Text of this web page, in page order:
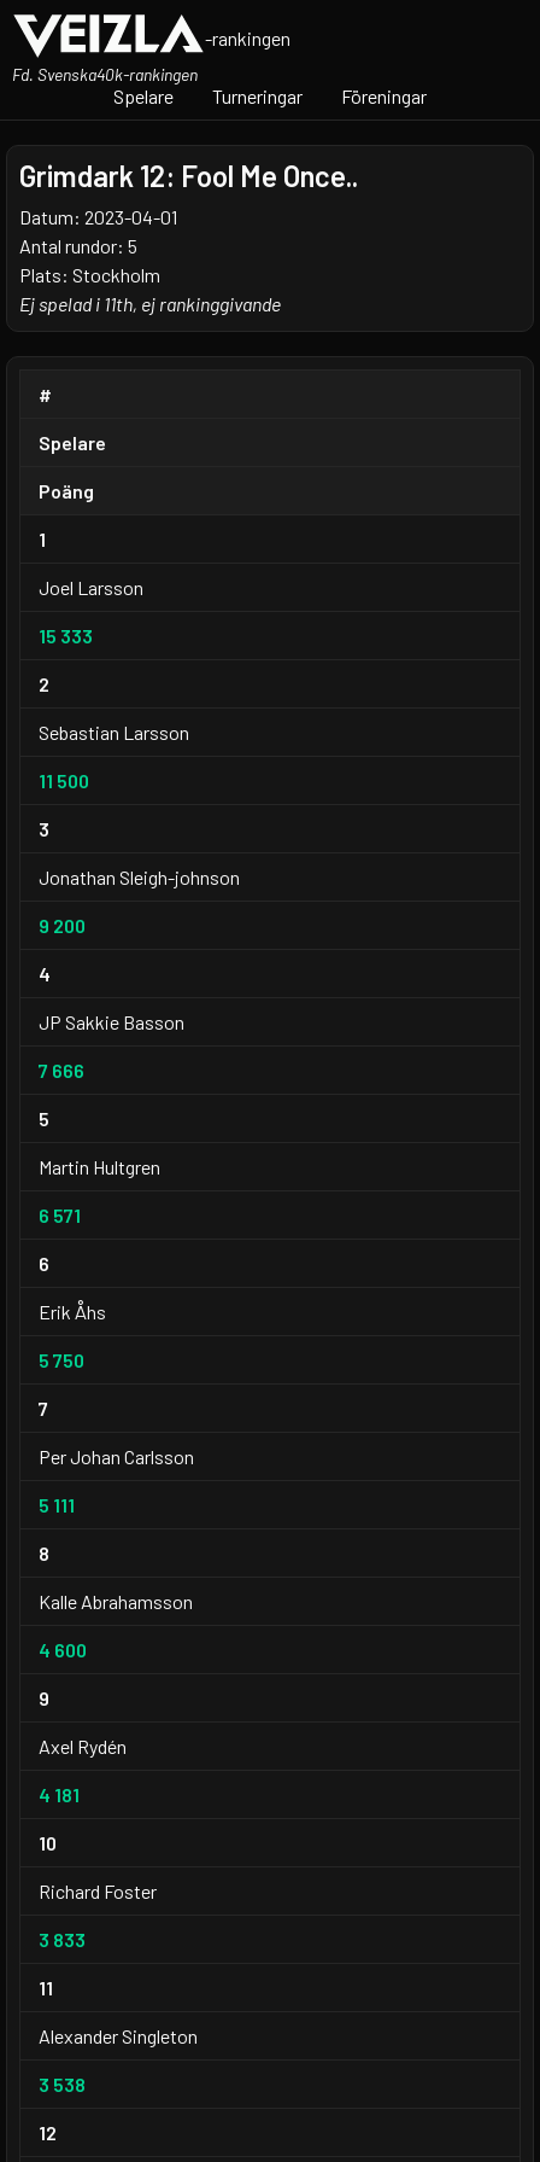
-rankingen
Fd. Svenska40k-rankingen
Spelare Turneringar Föreningar
Grimdark 12: Fool Me Once..
Datum: 2023-04-01
Antal rundor: 5
Plats: Stockholm
Ej spelad i 11th, ej rankinggivande
#
Spelare
Poäng
1
Joel Larsson
15 333
2
Sebastian Larsson
11 500
3
Jonathan Sleigh-johnson
9 200
4
JP Sakkie Basson
7 666
5
Martin Hultgren
6 571
6
Erik Åhs
5 750
7
Per Johan Carlsson
5 111
8
Kalle Abrahamsson
4 600
9
Axel Rydén
4 181
10
Richard Foster
3 833
11
Alexander Singleton
3 538
12